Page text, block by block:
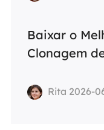
Baixar o
Clonagem
Rita 2026-